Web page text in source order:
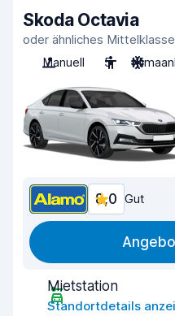
Skoda Octavia
oder ähnliches
Manuell
5
8,0 Gut
Mietstation
Standortdetails